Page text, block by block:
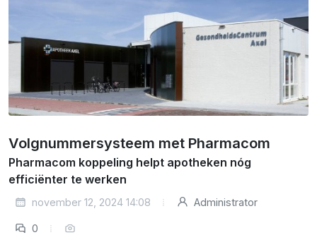
Volgnummersysteem met Pharmacom
Pharmacom koppeling helpt apotheken nóg
efficiënter te werken
november 12, 2024 14:08 Administrator
0